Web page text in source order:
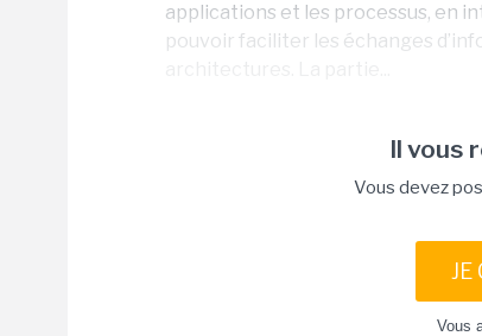
applications et les processus, en
pouvoir faciliter les échanges
Il vous
Vous devez
JE
Vous